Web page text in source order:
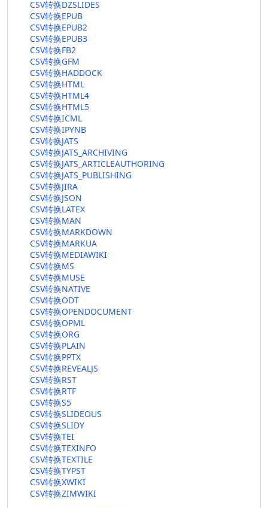
CSV转换DZSLIDES
CSV转换EPUB
CSV转换EPUB2
CSV转换EPUB3
CSV转换FB2
CSV转换GFM
CSV转换HADDOCK
CSV转换HTML
CSV转换HTML4
CSV转换HTML5
CSV转换ICML
CSV转换IPYNB
CSV转换JATS
CSV转换JATS_ARCHIVING
CSV转换JATS_ARTICLEAUTHORING
CSV转换JATS_PUBLISHING
CSV转换JIRA
CSV转换JSON
CSV转换LATEX
CSV转换MAN
CSV转换MARKDOWN
CSV转换MARKUA
CSV转换MEDIAWIKI
CSV转换MS
CSV转换MUSE
CSV转换NATIVE
CSV转换ODT
CSV转换OPENDOCUMENT
CSV转换OPML
CSV转换ORG
CSV转换PLAIN
CSV转换PPTX
CSV转换REVEALJS
CSV转换RST
CSV转换RTF
CSV转换S5
CSV转换SLIDEOUS
CSV转换SLIDY
CSV转换TEI
CSV转换TEXINFO
CSV转换TEXTILE
CSV转换TYPST
CSV转换XWIKI
CSV转换ZIMWIKI